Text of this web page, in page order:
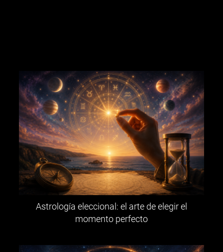
Astrología eleccional: el arte de elegir el
momento perfecto